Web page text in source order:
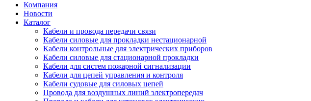
Компания
Новости
Каталог
Кабели и провода передачи связи
Кабели силовые для прокладки нестационарной
Кабели контрольные для электрических приборов
Кабели силовые для стационарной прокладки
Кабели для систем пожарной сигнализации
Кабели для цепей управления и контроля
Кабели судовые для силовых цепей
Провода для воздушных линий электропередач